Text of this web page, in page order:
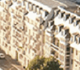
Exporter les lignes
Exporter
Exporter
Menu
<